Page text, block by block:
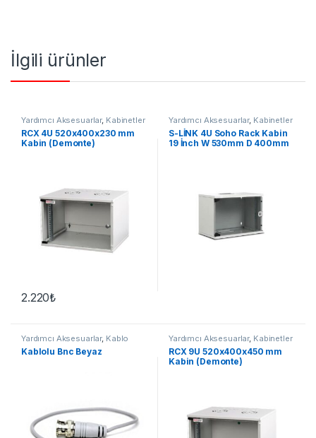
İlgili ürünler
Yardımcı Aksesuarlar, Kabinetler
RCX 4U 520x400x230 mm
Kabin (Demonte)
2.220₺
Yardımcı Aksesuarlar, Kabinetler
S-LİNK 4U Soho Rack Kabin
19 İnch W 530mm D 400mm
Yardımcı Aksesuarlar, Kablo
Aksesuarları
Kablolu Bnc Beyaz
Yardımcı Aksesuarlar, Kabinetler
RCX 9U 520x400x450 mm
Kabin (Demonte)